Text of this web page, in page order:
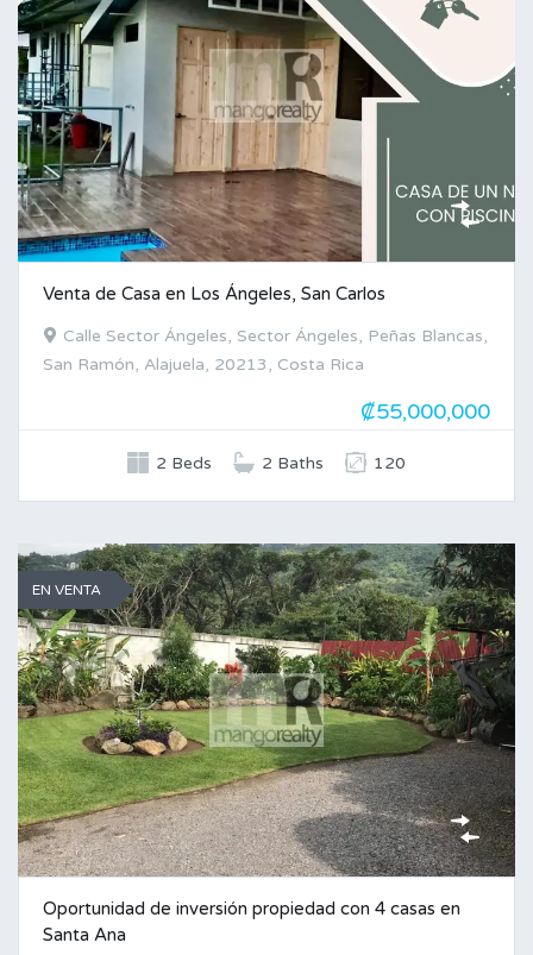
Venta de Casa en Los Ángeles, San Carlos
Calle Sector Ángeles, Sector Ángeles, Peñas Blancas,
San Ramón, Alajuela, 20213, Costa Rica
₡55,000,000
2 Beds 2 Baths 120
EN VENTA
Oportunidad de inversión propiedad con 4 casas en
Santa Ana